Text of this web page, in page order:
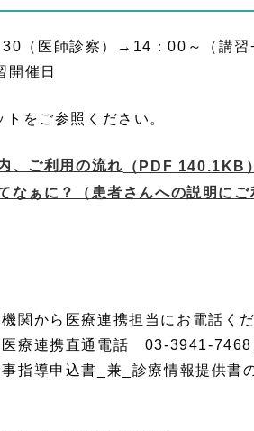
（医師診察）→14：00～（講習
催日
をご参照ください。
、ご利用の流れ
（PDF 140.1KB）
なぁに？（患者さんへの説明にご
関から医療連携担当にお電話く
医療連携直通電話 03-3941-7468
指導申込書_兼_診療情報提供書